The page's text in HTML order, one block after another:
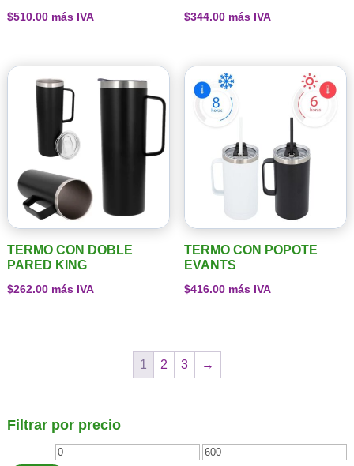
Filtrar por precio
Precio Precio
$510.00más IVA $344.00más IVA
TERMO CON DOBLE
PARED KING
$262.00más IVA
TERMO CON POPOTE
EVANTS
$416.00más IVA
1 2 3 →